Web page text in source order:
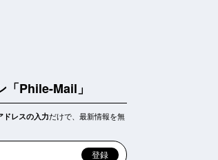
「Phile-Mail」
ドレスの入力だけで、最新情報を無